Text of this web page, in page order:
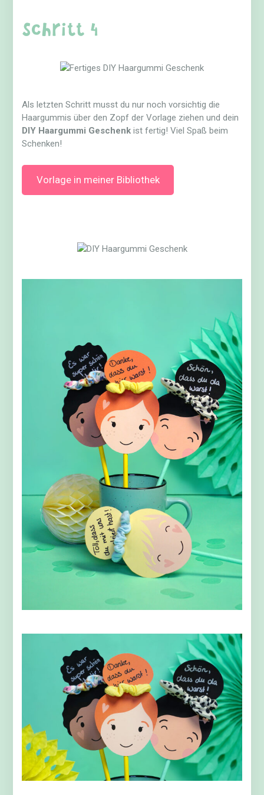
Schritt 4
Als letzten Schritt musst du nur noch vorsichtig die
Haargummis über den Zopf der Vorlage ziehen und dein
DIY Haargummi Geschenk ist fertig! Viel Spaß beim
Schenken!
Vorlage in meiner Bibliothek